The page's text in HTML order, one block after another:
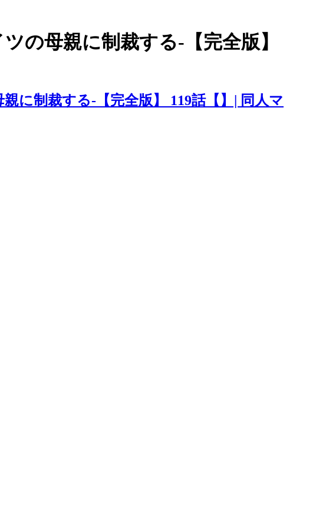
の母親に制裁する-【完全版】
に制裁する-【完全版】 119話【】| 同人マ